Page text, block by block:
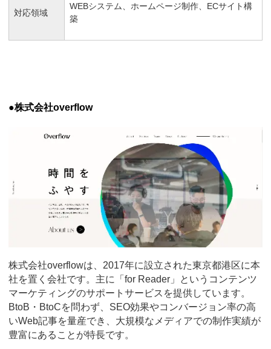
対応領域
WEBシステム、ホームページ制作、ECサイト構
築
●株式会社overflow
株式会社overflowは、2017年に設立された東京都港区に本
社を置く会社です。主に「for Reader」というコンテンツ
マーケティングのサポートサービスを提供しています。
BtoB・BtoCを問わず、SEO効果やコンバージョン率の高
いWeb記事を量産でき、大規模なメディアでの制作実績が
豊富にあることが特長です。